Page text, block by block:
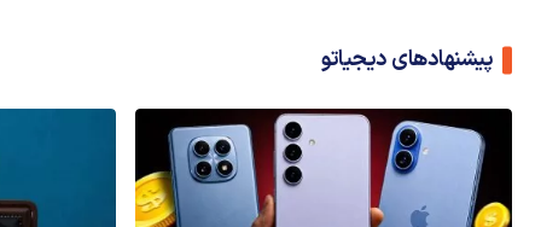
پیشنهادهای دیجیاتو